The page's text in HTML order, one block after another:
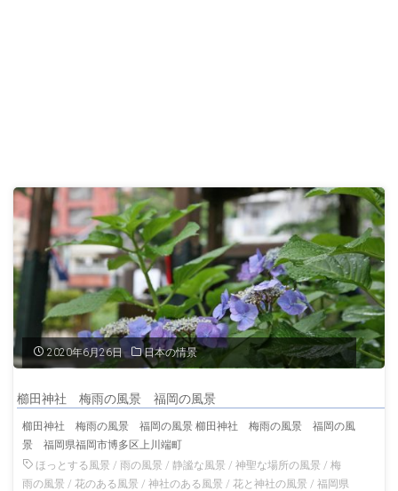
2020年6月26日 日本の情景
櫛田神社 梅雨の風景 福岡の風景
櫛田神社 梅雨の風景 福岡の風景 櫛田神社 梅雨の風景 福岡の風
景 福岡県福岡市博多区上川端町
ほっとする風景 /雨の風景 /静謐な風景 /神聖な場所の風景 /梅
雨の風景 /花のある風景 /神社のある風景 /花と神社の風景 /福岡県